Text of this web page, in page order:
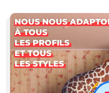
NOUS NOUS
À TOUS
LES PROFILS
ET TOUS
LES STYLES